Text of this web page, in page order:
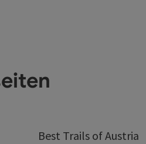
Best Trails of Austria